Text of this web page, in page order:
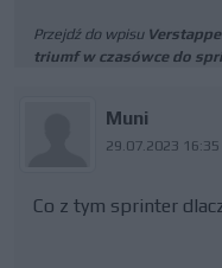
Przejdź do wpisu
triumf w czasówce do
Muni
29.07.2023 16:35
Co z tym sprinter